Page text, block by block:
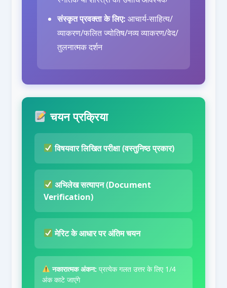
संस्कृत प्रवक्ता के लिए: आचार्य-साहित्य/
व्याकरण/फलित ज्योतिष/नव्य व्याकरण/वेद/
तुलनात्मक दर्शन
चयन प्रक्रिया
विषयवार लिखित परीक्षा (वस्तुनिष्ठ प्रकार)
अभिलेख सत्यापन (Document
Verification)
मेरिट के आधार पर अंतिम चयन
नकारात्मक अंकन: प्रत्येक गलत उत्तर के लिए 1/4
अंक काटे जाएंगे